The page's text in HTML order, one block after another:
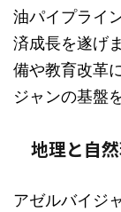
油パイプライ
済成長を遂げ
備や教育改革
ジャンの基盤
地理と自
アゼルバイジ